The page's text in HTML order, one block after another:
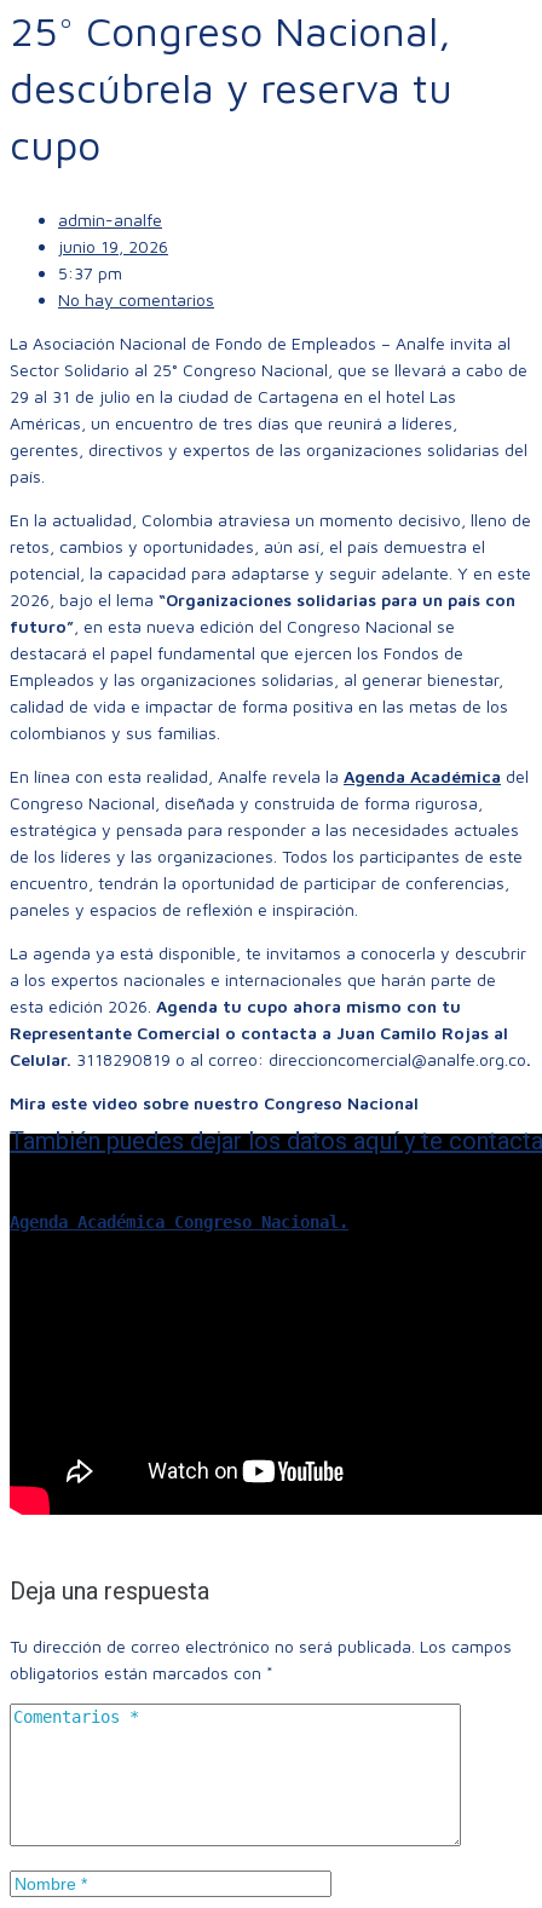
25° Congreso Nacional,
descúbrela y reserva tu
cupo
admin-analfe
junio 19, 2026
5:37 pm
No hay comentarios
La Asociación Nacional de Fondo de Empleados – Analfe invita al
Sector Solidario al 25° Congreso Nacional, que se llevará a cabo de
29 al 31 de julio en la ciudad de Cartagena en el hotel Las
Américas, un encuentro de tres días que reunirá a líderes,
gerentes, directivos y expertos de las organizaciones solidarias del
país.
En la actualidad, Colombia atraviesa un momento decisivo, lleno de
retos, cambios y oportunidades, aún así, el país demuestra el
potencial, la capacidad para adaptarse y seguir adelante. Y en este
2026, bajo el lema “Organizaciones solidarias para un país con
futuro”, en esta nueva edición del Congreso Nacional se
destacará el papel fundamental que ejercen los Fondos de
Empleados y las organizaciones solidarias, al generar bienestar,
calidad de vida e impactar de forma positiva en las metas de los
colombianos y sus familias.
En línea con esta realidad, Analfe revela la Agenda Académica del
Congreso Nacional, diseñada y construida de forma rigurosa,
estratégica y pensada para responder a las necesidades actuales
de los líderes y las organizaciones. Todos los participantes de este
encuentro, tendrán la oportunidad de participar de conferencias,
paneles y espacios de reflexión e inspiración.
La agenda ya está disponible, te invitamos a conocerla y descubrir
a los expertos nacionales e internacionales que harán parte de
esta edición 2026. Agenda tu cupo ahora mismo con tu
Representante Comercial o contacta a Juan Camilo Rojas al
Celular. 3118290819 o al correo: direccioncomercial@analfe.org.co.
También puedes dejar los datos aquí y te
Agenda Académica Congreso Nacional.
Mira este video sobre nuestro Congreso Nacional
Deja una respuesta
Tu dirección de correo electrónico no será publicada. Los campos
obligatorios están marcados con *